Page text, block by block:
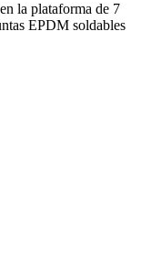
la plataforma de 7
EPDM soldables